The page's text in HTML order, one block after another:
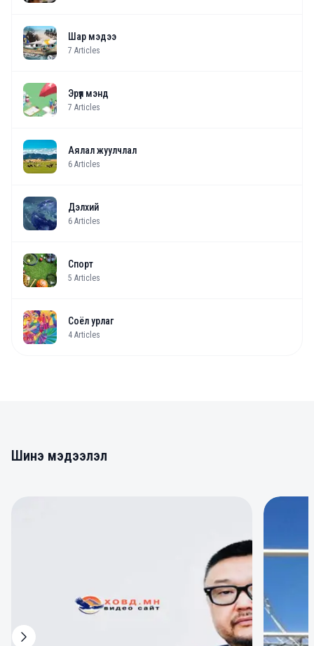
Шар мэдээ
7 Articles
Эрүүл мэнд
7 Articles
Аялал жуулчлал
6 Articles
Дэлхий
6 Articles
Спорт
5 Articles
Соёл урлаг
4 Articles
Шинэ мэдээлэл